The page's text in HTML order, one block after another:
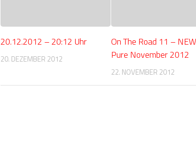
20.12.2012 – 20:12 Uhr
20. DEZEMBER 2012
On The Road 11 – NEW
Pure November 2012
22. NOVEMBER 2012